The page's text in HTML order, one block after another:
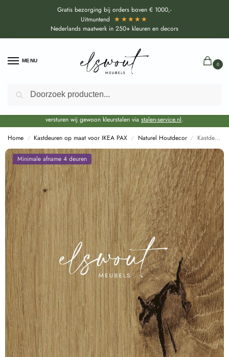
Gratis bezorging bij orders boven € 1000,-
Uitmuntend ★★★★★
Nederlands maatwerk in 250+ kleuren en decors
MENU
0
Door de bouwvakperiode geldt voor alle collecties momenteel een EXTRA
levertijd van circa 3-4 weken bovenop de reguliere levertijd.
versturen wij gewoon kleurstalen via stalen-service.nl.
Home / Kastdeuren op maat voor IKEA PAX / Naturel Houtdecor / Kastdeuren op maat Artisan Eiken (R20315 NW) voor IKEA PAX
Minimale afname 4 deuren